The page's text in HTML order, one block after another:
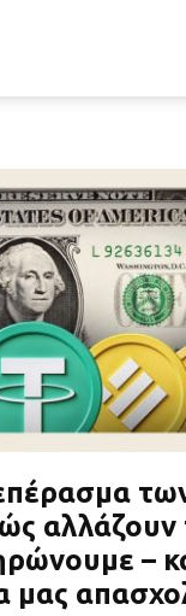
αλλάζουν
–
μας